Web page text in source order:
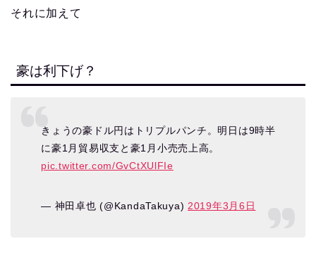
それに加えて
豪は利下げ？
きょうの豪ドル円はトリプルパンチ。明日は9時半
に豪1月貿易収支と豪1月小売売上高。
pic.twitter.com/GvCtXUlFIe
— 神田卓也 (@KandaTakuya) 2019年3月6日